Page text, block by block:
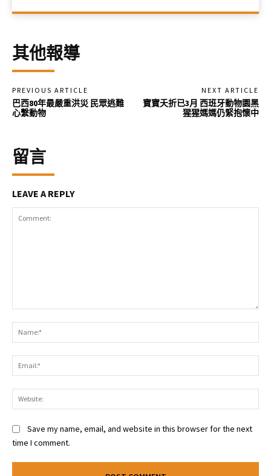
其他報導
PREVIOUS ARTICLE
巴西80年最嚴重洪災 民眾逃難
心繫動物
NEXT ARTICLE
寶寶夭折已3月 西班牙動物園黑
猩猩媽媽仍緊抱懷中
留言
LEAVE A REPLY
Save my name, email, and website in this browser for the next
time I comment.